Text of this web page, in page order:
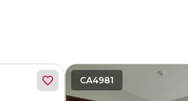
CA4981